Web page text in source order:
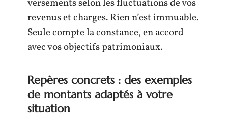
versements selon les fluctuations de vos
revenus et charges. Rien n’est immuable.
Seule compte la constance, en accord
avec vos objectifs patrimoniaux.
Repères concrets : des exemples
de montants adaptés à votre
situation